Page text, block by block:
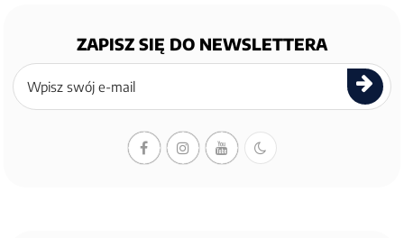
ZAPISZ SIĘ DO NEWSLETTERA
Zapisz
się
newslettera